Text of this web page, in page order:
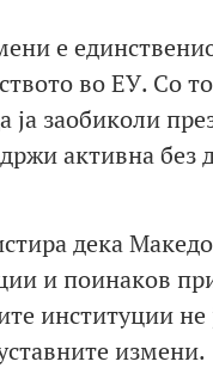
е
во ЕУ. Со
ја заобиколи
активна без
дека
и поинаков
институции не
измени.